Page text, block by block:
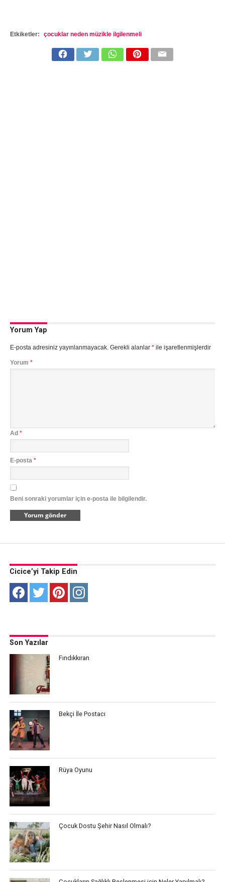
Etkiketler: çocuklar neden müzikle ilgilenmeli
Yorum Yap
E-posta adresiniz yayınlanmayacak. Gerekli alanlar *ile işaretlenmişlerdir
Yorum *
Ad *
E-posta *
Beni sonraki yorumlar için e-posta ile bilgilendir.
Cicice’yi Takip Edin
Son Yazılar
Fındıkkıran
Bekçi İle Postacı
Rüya Oyunu
Çocuk Dostu Şehir Nasıl Olmalı?